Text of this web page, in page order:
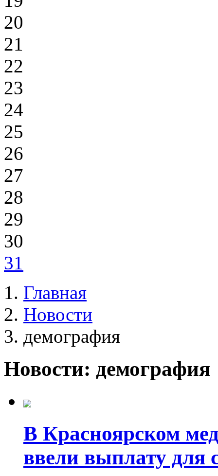
20
21
22
23
24
25
26
27
28
29
30
31
Главная
Новости
демография
Новости: демография
В Красноярском
ввели выплату для